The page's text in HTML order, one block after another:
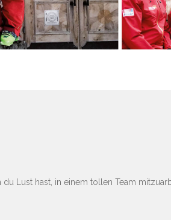
Lust hast, in einem tollen Team